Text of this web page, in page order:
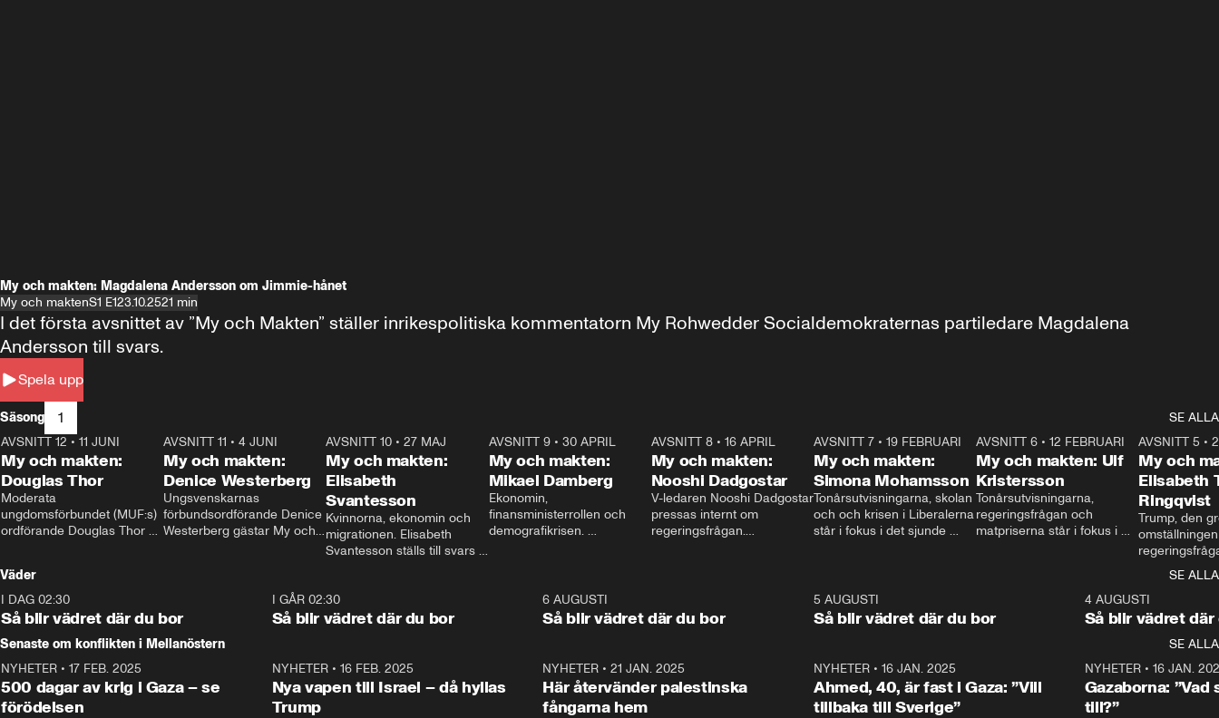
My och makten: Magdalena Andersson om Jimmie-hånet
My och maktenS1 E123.10.2521 min
Spela upp
I det första avsnittet av ”My och Makten” ställer inrikespolitiska kommentatorn My Rohwedder Socialdemokraternas partiledare Magdalena
Andersson till svars.
Säsong 1
SE ALLA
26:27
AVSNITT 12 • 11 JUNI
My och makten:
Douglas Thor
Moderata
ungdomsförbundet (MUF:s)
ordförande Douglas Thor
tonårsutvisningarna och hur
Moderaterna ska locka
väljare till valet i höst.
23:40
AVSNITT 11 •4 JUNI
My och makten:
Denice Westerberg
Ungsvenskarnas
förbundsordförande Denice
Westerberg gästar My och
AVSNITT 10 •27 MAJ
My och makten:
Elisabeth
Svantesson
Kvinnorna, ekonomin och
migrationen. Elisabeth
Svantesson ställs till svars
AVSNITT 9• 30 APRIL
My och makten:
Mikael Damberg
Ekonomin,
finansministerrollen och
demografikrisen.
och Makten.
AVSNITT 8• 16 APRIL
My och makten:
Nooshi Dadgostar
V-ledaren Nooshi Dadgostar
pressas internt om
regeringsfrågan.
– Vi ställer upp i val. Ska vi
vara med så sitter vi förstås
24:30
AVSNITT 7• 19 FEBRUARI
My och makten:
Simona Mohamsson
Tonårsutvisningarna, skolan
och och krisen i Liberalerna
står i fokus i det sjunde
kommentator My
Rohwedder ställer
utbildnings- och
Mohamsson till svars.
27:30
AVSNITT 6 •12 FEBRUARI
My och makten: Ulf
Kristersson
Tonårsutvisningarna,
regeringsfrågan och
matpriserna står i fokus i
Rohwedder ställer
statsminister Ulf Kristersson
AVSNITT 5 •
My och
Elisabeth
Ringqvist
Trump, den
centrum i
avsnittet av
Makten”. Se
Aftonbladets
Rohwedder
Thand Ring
Väder
SE ALLA
I DAG 02:30
Så blir vädret där du bor
1:06
I GÅR 02:30
Så blir vädret där du bor
6 AUGUSTI
Så blir vädret där du bor
5 AUGUSTI
Så blir vädret där du bor
4 AUGUSTI
Så blir vädret där
Senaste om konflikten i Mellanöstern
SE ALLA
NYHETER • 17 FEB. 2025
500 dagar av krig i Gaza – se
förödelsen
NYHETER• 16 FEB. 2025
Nya vapen till Israel – då hyllas
Trump
NYHETER •21 JAN. 2025
Här återvänder palestinska
fångarna hem
NYHETER• 16 JAN. 2025
Ahmed, 40, är fast i Gaza: ”Vill
tillbaka till Sverige”
NYHETER• 16 JAN.
Gazaborna:
till?”